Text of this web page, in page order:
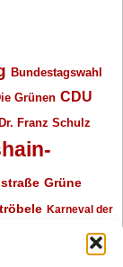
Bundestagswahl
Grünen CDU
Dr. Franz Schulz
Grüne
Karneval der